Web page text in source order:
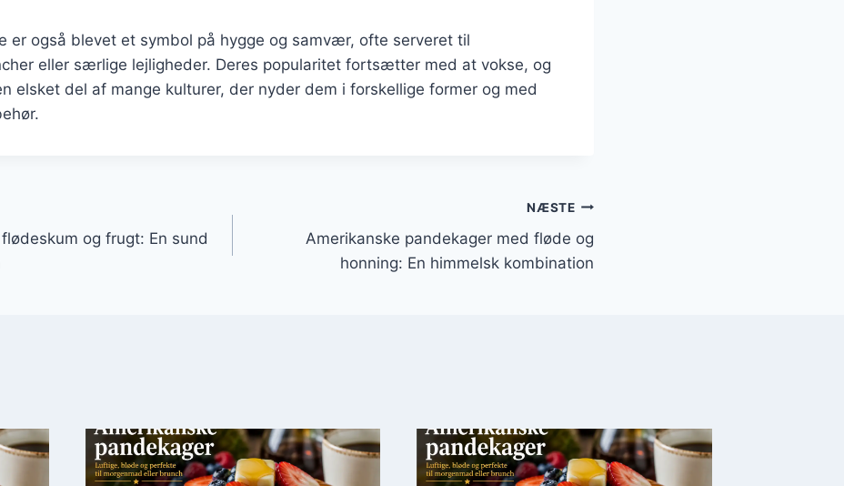
er også blevet et symbol på hygge og samvær, ofte serveret til
eller særlige lejligheder. Deres popularitet fortsætter med at vokse, og
elsket del af mange kulturer, der nyder dem i forskellige former og med
og frugt: En sund
NÆSTE
Amerikanske pandekager med fløde og
honning: En himmelsk kombination